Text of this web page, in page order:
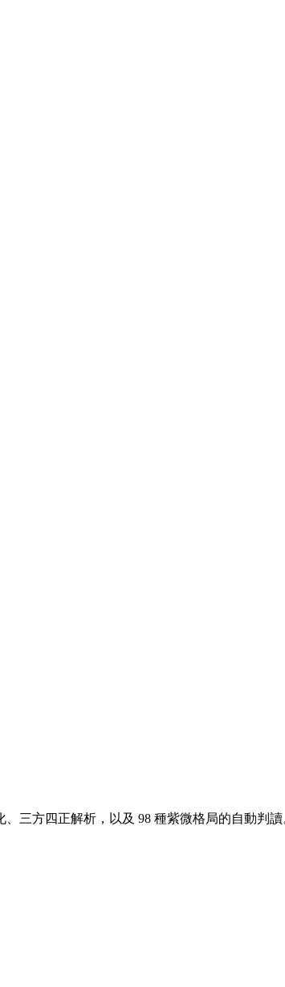
三方四正解析，以及 98 種紫微格局的自動判讀